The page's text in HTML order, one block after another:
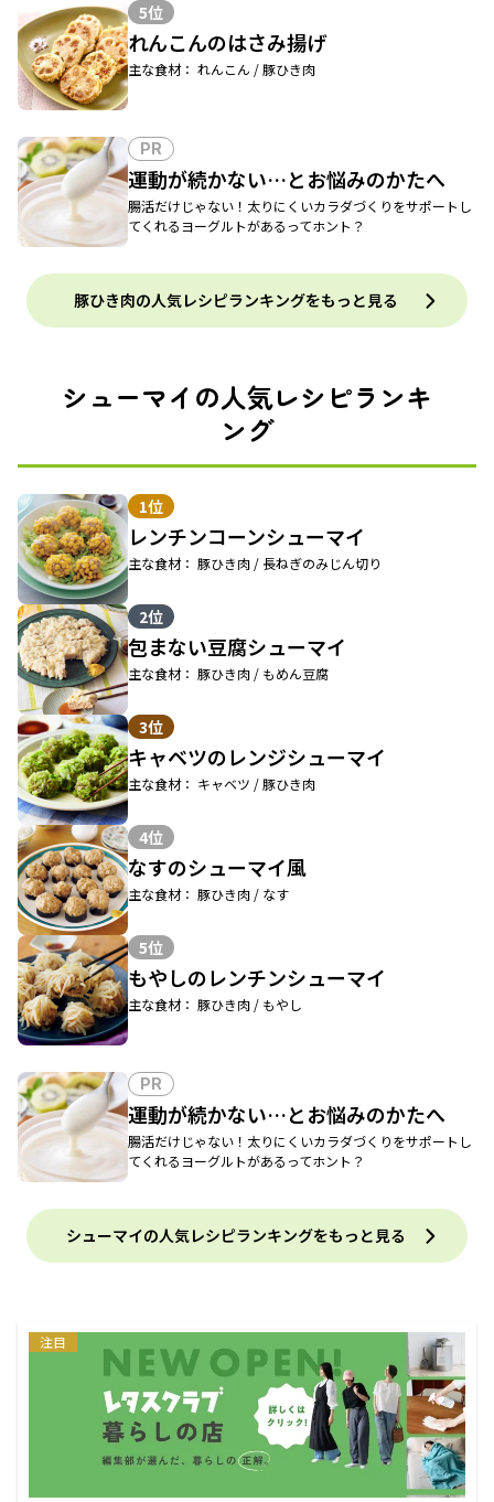
5位
れんこんのはさみ揚げ
主な食材： れんこん / 豚ひき肉
PR
運動が続かない…とお悩みのかたへ
腸活だけじゃない！太りにくいカラダづくりをサポートし
てくれるヨーグルトがあるってホント？
豚ひき肉の人気レシピランキングをもっと見る
シューマイの人気レシピランキ
ング
1位
レンチンコーンシューマイ
主な食材： 豚ひき肉 / 長ねぎのみじん切り
2位
包まない豆腐シューマイ
主な食材： 豚ひき肉 / もめん豆腐
3位
キャベツのレンジシューマイ
主な食材： キャベツ / 豚ひき肉
4位
なすのシューマイ風
主な食材： 豚ひき肉 / なす
5位
もやしのレンチンシューマイ
主な食材： 豚ひき肉 / もやし
PR
運動が続かない…とお悩みのかたへ
腸活だけじゃない！太りにくいカラダづくりをサポートし
てくれるヨーグルトがあるってホント？
シューマイの人気レシピランキングをもっと見る
注目